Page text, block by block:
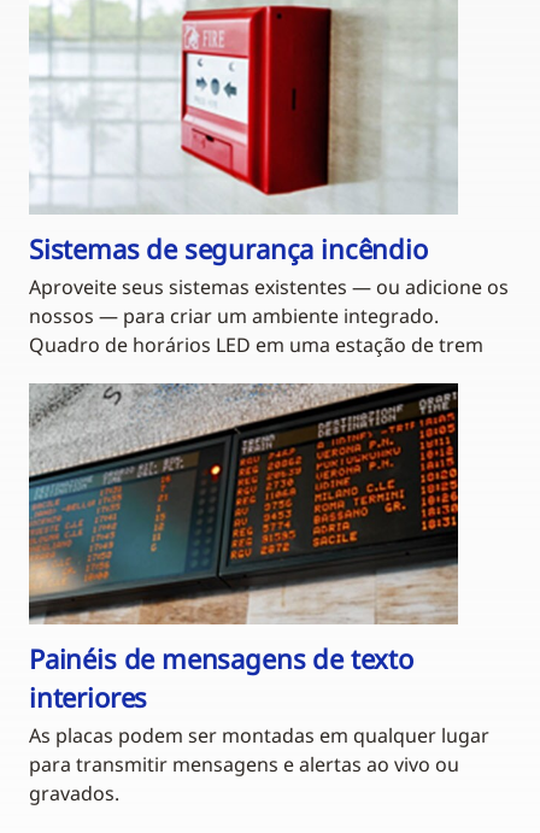
Sistemas de segurança incêndio
Aproveite seus sistemas existentes — ou adicione os
nossos — para criar um ambiente integrado.
Quadro de horários LED em uma estação de trem
Painéis de mensagens de texto
interiores
As placas podem ser montadas em qualquer lugar
para transmitir mensagens e alertas ao vivo ou
gravados.